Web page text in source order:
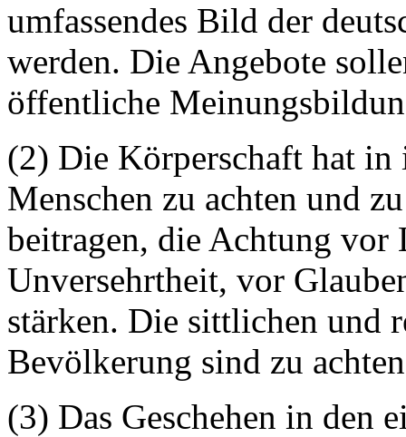
umfassendes Bild der
werden. Die Angebote
öffentliche
(2) Die Körperschaft hat in
Menschen zu achten und
beitragen, die Achtung
Unversehrtheit, vor
stärken. Die sittlichen und
Bevölkerung sind zu
(3) Das Geschehen in den